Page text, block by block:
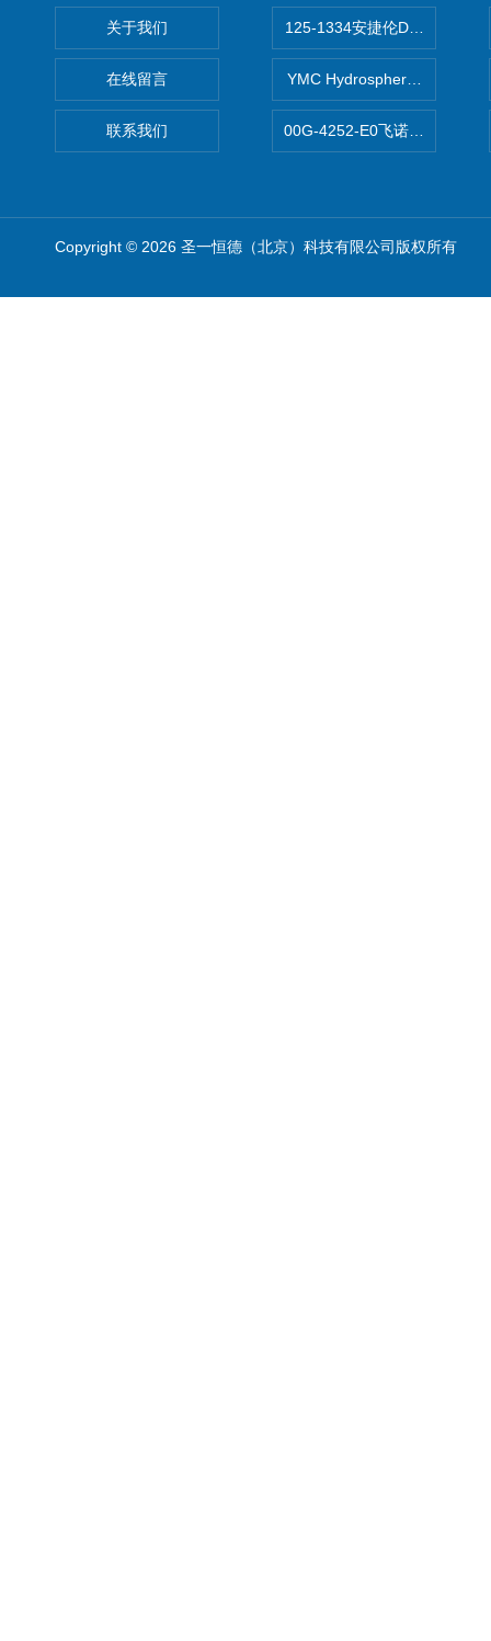
关于我们
在线留言
联系我们
125-1334安捷伦DB-624色谱
YMC Hydrosphere C18亲水
00G-4252-E0飞诺美Luna
Copyright © 2026 圣一恒德（北京）科技有限公司版权所有